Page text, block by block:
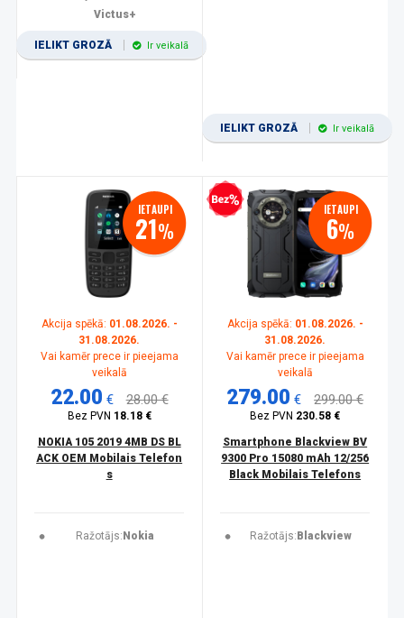
Victus+
IELIKT GROZĀ Ir veikalā
IELIKT GROZĀ Ir veikalā
IETAUPI
21%
Akcija spēkā: 01.08.2026. -
31.08.2026.
Vai kamēr prece ir pieejama
veikalā
22.00 € 28.00 €
Bez PVN 18.18 €
NOKIA 105 2019 4MB DS BL
ACK OEM Mobilais Telefon
s
Ražotājs: Nokia
Bezprocentu kredīts IETAUPI
6%
Akcija spēkā: 01.08.2026. -
31.08.2026.
Vai kamēr prece ir pieejama
veikalā
279.00 € 299.00 €
Bez PVN 230.58 €
Smartphone Blackview BV
9300 Pro 15080 mAh 12/256
Black Mobilais Telefons
Ražotājs: Blackview